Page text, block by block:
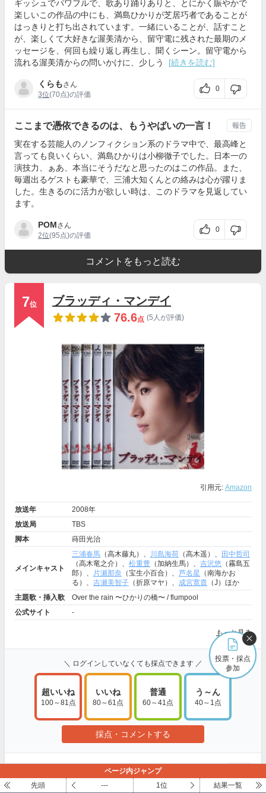
ギッシュでパワフルで、歌あり踊りありと、とにかく賑やかで
楽しいこの作品の中にも、満島ひかりが芝居巧者であることが
はっきりと打ち出されています。一緒にいることが、話すこと
が、楽しくて大好きな渥美清から、留守電に残された最期のメ
ッセージを、何回も繰り返し再生し、聞くシーン。留守電から
流れる渥美清からの問いかけに、少しう
[続きを読む]
くらもさん
3位(70点)の評価
0
ここまで憑依できるのは、もうやばいの一言！
実在する芸能人のノンフィクション系のドラマ中で、最高峰と
言っても良いくらい、満島ひかりは小柳徹子でした。日本一の
演技力、ぁあ、本当にそうだなと思ったのはこの作品。また、
毎週出るゲストも豪華で、三浦大知くんとの絡みは心が躍りま
した。生きるのに活力が欲しい時は、このドラマを見返してい
ます。
POMさん
2位(95点)の評価
0
報告
コメントをもっと読む
7位
ブラッディ・マンデイ
76.6点 (5人が評価)
引用元: Amazon
放送年
2008年
放送局
TBS
脚本
蒔田光治
メインキャスト
三浦春馬 （高木藤丸）、 川島海荷 （高木遥）、
田中哲司
（高木竜之介）、 松重豊 （加納生馬）、 吉沢悠 （霧島五
郎）、
片瀬那奈 （宝生小百合）、 芦名星 （南海かお
る）、 吉瀬美智子 （折原マヤ）、 成宮寛貴 （J）ほか
主題歌・挿入歌
Over the rain 〜ひかりの橋〜 / flumpool
公式サイト
-
もっと見る
＼ ログインしていなくても採点できます ／
超いいね
100～81点
いいね
80～61点
普通
60～41点
う～ん
40～1点
採点・コメントする
ドラマが面白すぎました、、
投票・採点
参加
ページ内ジャンプ
先頭
--- 1位 結果一覧